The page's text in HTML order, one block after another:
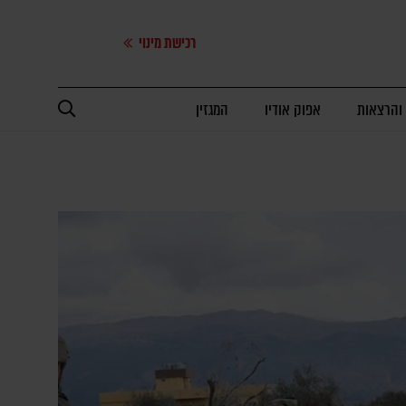
רכישת מינוי
והרצאות אפוק אודיו המגזין